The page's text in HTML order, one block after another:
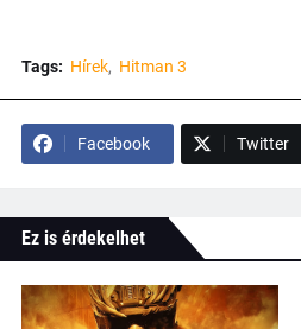
Tags: Hírek Hitman 3
Facebook Twitter
Ez is érdekelhet